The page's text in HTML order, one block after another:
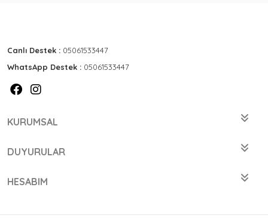
Canlı Destek : 05061533447
WhatsApp Destek : 05061533447
KURUMSAL
DUYURULAR
HESABIM